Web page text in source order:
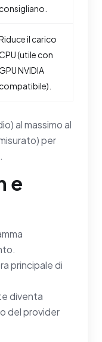
il carico
(utile con
NVIDIA
al massimo al
per
e
principale di
diventa
del provider